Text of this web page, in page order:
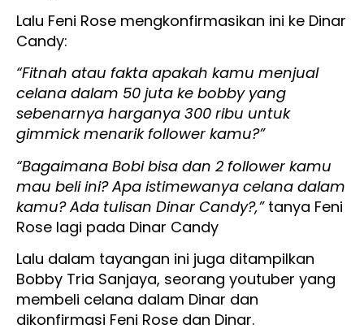
Lalu Feni Rose mengkonfirmasikan ini ke Dinar
Candy:
“Fitnah atau fakta apakah kamu menjual
celana dalam 50 juta ke bobby yang
sebenarnya harganya 300 ribu untuk
gimmick menarik follower kamu?”
“Bagaimana Bobi bisa dan 2 follower kamu
mau beli ini? Apa istimewanya celana dalam
kamu? Ada tulisan Dinar Candy?,”tanya Feni
Rose lagi pada Dinar Candy
Lalu dalam tayangan ini juga ditampilkan
Bobby Tria Sanjaya, seorang youtuber yang
membeli celana dalam Dinar dan
dikonfirmasi Feni Rose dan Dinar.